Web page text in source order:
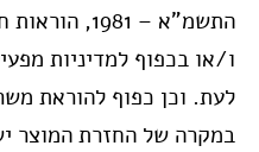
ו/או בכפוף למדיניות
לעת. וכן כפוף להוראת
במקרה של החזרת המוצר